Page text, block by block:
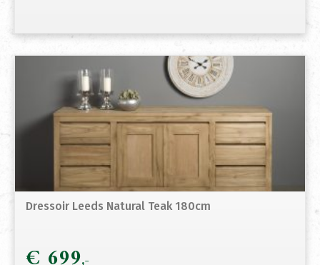
Dressoir Leeds Natural Teak 180cm